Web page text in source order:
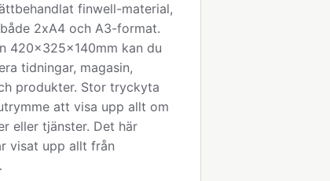
finwell-material,
2xA4 och A3-format.
420x325x140mm kan du
tidningar, magasin,
produkter. Stor tryckyta
att visa upp allt om
eller tjänster. Det här
visat upp allt från